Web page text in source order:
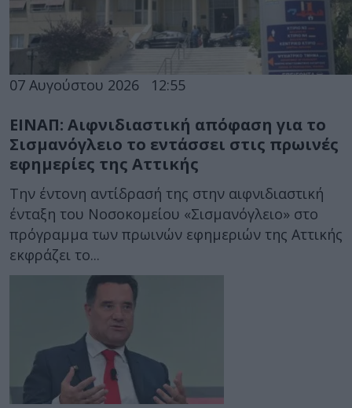
07 Αυγούστου 2026 12:55
ΕΙΝΑΠ: Αιφνιδιαστική απόφαση για το
Σισμανόγλειο το εντάσσει στις πρωινές
εφημερίες της Αττικής
Την έντονη αντίδρασή της στην αιφνιδιαστική
ένταξη του Νοσοκομείου «Σισμανόγλειο» στο
πρόγραμμα των πρωινών εφημεριών της Αττικής
εκφράζει το...